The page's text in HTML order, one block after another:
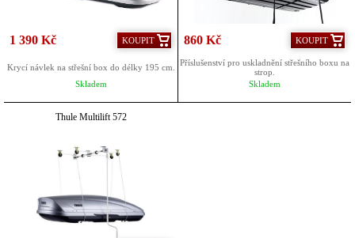
1 390 Kč KOUPIT
Krycí návlek na střešní box do délky 195 cm.
Skladem
860 Kč KOUPIT
Příslušenství pro uskladnění střešního boxu na
strop.
Skladem
Thule Multilift 572